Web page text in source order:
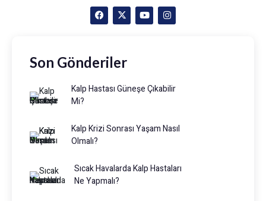
Son Gönderiler
Kalp Hastası Güneşe Çıkabilir
Mi?
Kalp Krizi Sonrası Yaşam Nasıl
Olmalı?
Sıcak Havalarda Kalp Hastaları
Ne Yapmalı?